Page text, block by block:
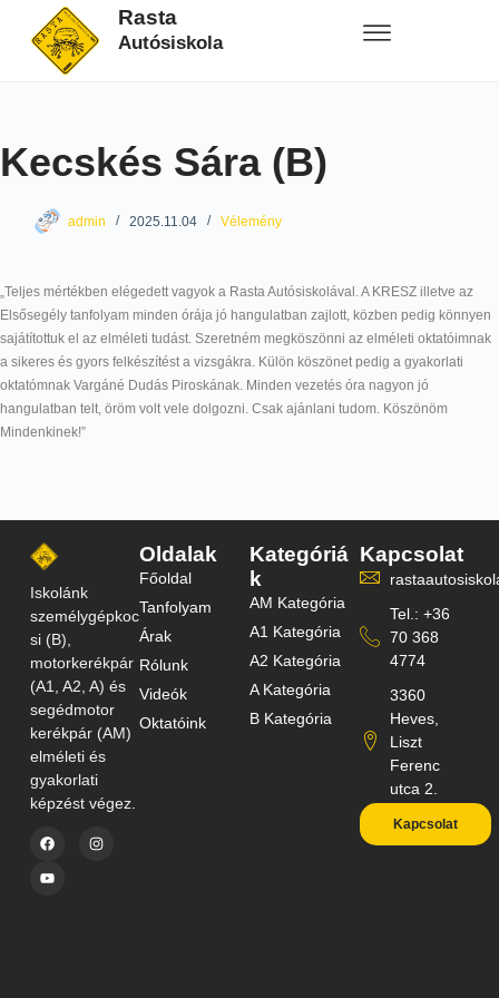
Rasta
Autósiskola
Kecskés Sára (B)
admin 2025.11.04 Vélemény
„Teljes mértékben elégedett vagyok a Rasta Autósiskolával. A KRESZ illetve az
Elsősegély tanfolyam minden órája jó hangulatban zajlott, közben pedig könnyen
sajátítottuk el az elméleti tudást. Szeretném megköszönni az elméleti oktatóimnak
a sikeres és gyors felkészítést a vizsgákra. Külön köszönet pedig a gyakorlati
oktatómnak Vargáné Dudás Piroskának. Minden vezetés óra nagyon jó
hangulatban telt, öröm volt vele dolgozni. Csak ajánlani tudom. Köszönöm
Mindenkinek!”
Iskolánk
személygépkoc
si (B),
motorkerékpár
(A1, A2, A) és
segédmotor
kerékpár (AM)
elméleti és
gyakorlati
képzést végez.
Oldalak
Főoldal
Tanfolyam
Árak
Rólunk
Videók
Oktatóink
Kategóriá
k
AM Kategória
A1 Kategória
A2 Kategória
A Kategória
B Kategória
Kapcsolat
Tel.: +36
70 368
4774
3360
Heves,
Liszt
Ferenc
utca 2.
Kapcsolat